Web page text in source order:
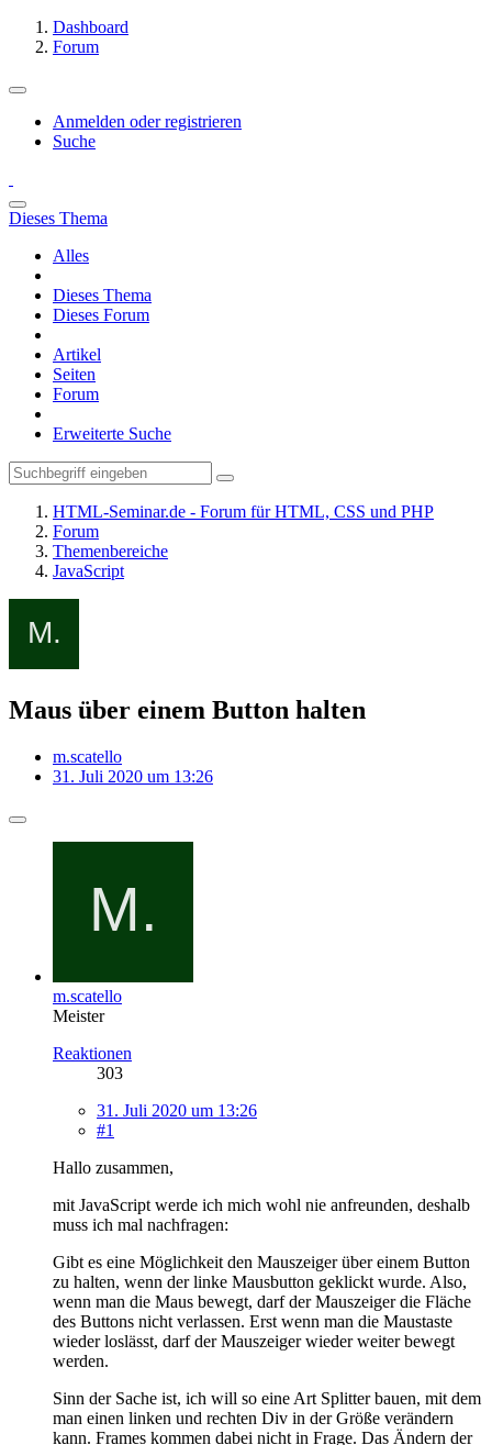
Dashboard
Forum
Anmelden oder registrieren
Suche
Dieses Thema
Alles
Dieses Thema
Dieses Forum
Artikel
Seiten
Forum
Erweiterte Suche
HTML-Seminar.de - Forum für HTML, CSS und PHP
Forum
Themenbereiche
JavaScript
Maus über einem Button halten
m.scatello
31. Juli 2020 um 13:26
m.scatello
Meister
Reaktionen
303
31. Juli 2020 um 13:26
#1
Hallo zusammen,
mit JavaScript werde ich mich wohl nie anfreunden, deshalb
muss ich mal nachfragen:
Gibt es eine Möglichkeit den Mauszeiger über einem Button
zu halten, wenn der linke Mausbutton geklickt wurde. Also,
wenn man die Maus bewegt, darf der Mauszeiger die Fläche
des Buttons nicht verlassen. Erst wenn man die Maustaste
wieder loslässt, darf der Mauszeiger wieder weiter bewegt
werden.
Sinn der Sache ist, ich will so eine Art Splitter bauen, mit dem
man einen linken und rechten Div in der Größe verändern
kann. Frames kommen dabei nicht in Frage. Das Ändern der